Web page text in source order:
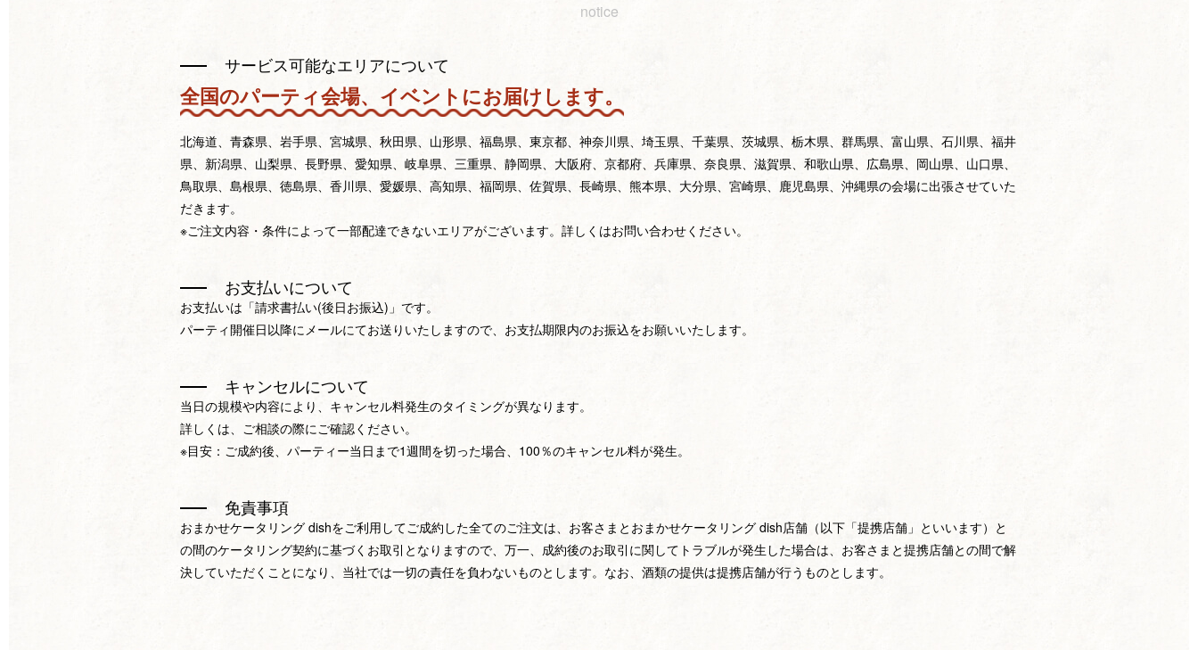
notice
サービス可能なエリアについて
全国のパーティ会場、イベントにお届けします。
北海道、青森県、岩手県、宮城県、秋田県、山形県、福島県、東京都、神奈川県、埼玉県、千葉県、茨城県、栃木県、群馬県、富山県、石川県、福井
県、新潟県、山梨県、長野県、愛知県、岐阜県、三重県、静岡県、大阪府、京都府、兵庫県、奈良県、滋賀県、和歌山県、広島県、岡山県、山口県、
鳥取県、島根県、徳島県、香川県、愛媛県、高知県、福岡県、佐賀県、長崎県、熊本県、大分県、宮崎県、鹿児島県、沖縄県の会場に出張させていた
だきます。
※ご注文内容・条件によって一部配達できないエリアがございます。詳しくはお問い合わせください。
お支払いについて
お支払いは「請求書払い(後日お振込)」です。
パーティ開催日以降にメールにてお送りいたしますので、お支払期限内のお振込をお願いいたします。
キャンセルについて
当日の規模や内容により、キャンセル料発生のタイミングが異なります。
詳しくは、ご相談の際にご確認ください。
※目安：ご成約後、パーティー当日まで1週間を切った場合、100％のキャンセル料が発生。
免責事項
おまかせケータリング dishをご利用してご成約した全てのご注文は、お客さまとおまかせケータリング dish店舗（以下「提携店舗」といいます）と
の間のケータリング契約に基づくお取引となりますので、万一、成約後のお取引に関してトラブルが発生した場合は、お客さまと提携店舗との間で解
決していただくことになり、当社では一切の責任を負わないものとします。なお、酒類の提供は提携店舗が行うものとします。